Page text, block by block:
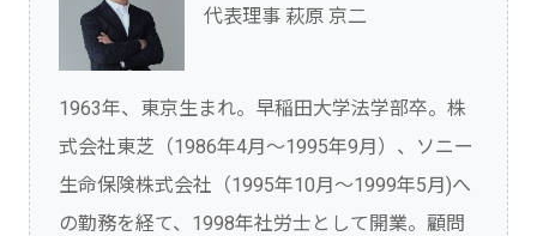
代表理事 萩原 京二
1963年、東京生まれ。早稲田大学法学部卒。株
式会社東芝（1986年4月～1995年9月）、ソニー
生命保険株式会社（1995年10月～1999年5月)へ
の勤務を経て、1998年社労士として開業。顧問